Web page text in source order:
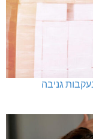
גניבה